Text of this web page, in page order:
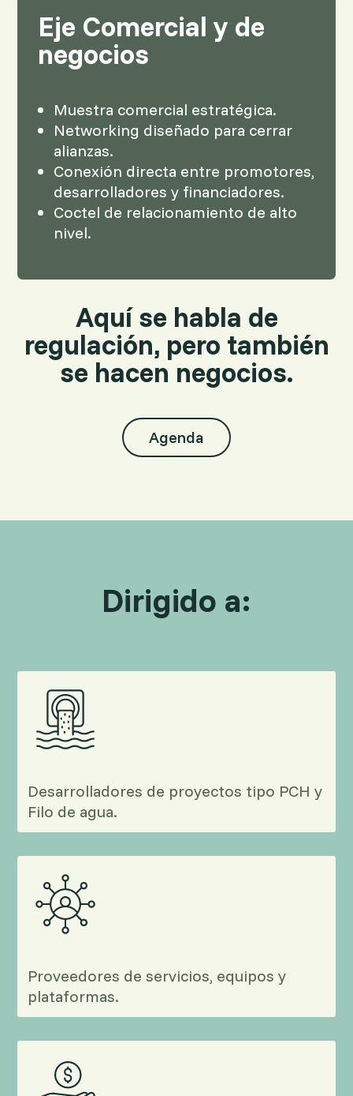
Eje Comercial y de
negocios
Muestra comercial estratégica.
Networking diseñado para cerrar
alianzas.
Conexión directa entre promotores,
desarrolladores y financiadores.
Coctel de relacionamiento de alto
nivel.
Aquí se habla de
regulación, pero también
se hacen negocios.
Agenda
Dirigido a:
Desarrolladores de proyectos tipo PCH y
Filo de agua.
Proveedores de servicios, equipos y
plataformas.